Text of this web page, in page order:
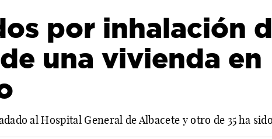
por inhalación
una vivienda en
al Hospital General de Albacete y otro de 35 ha